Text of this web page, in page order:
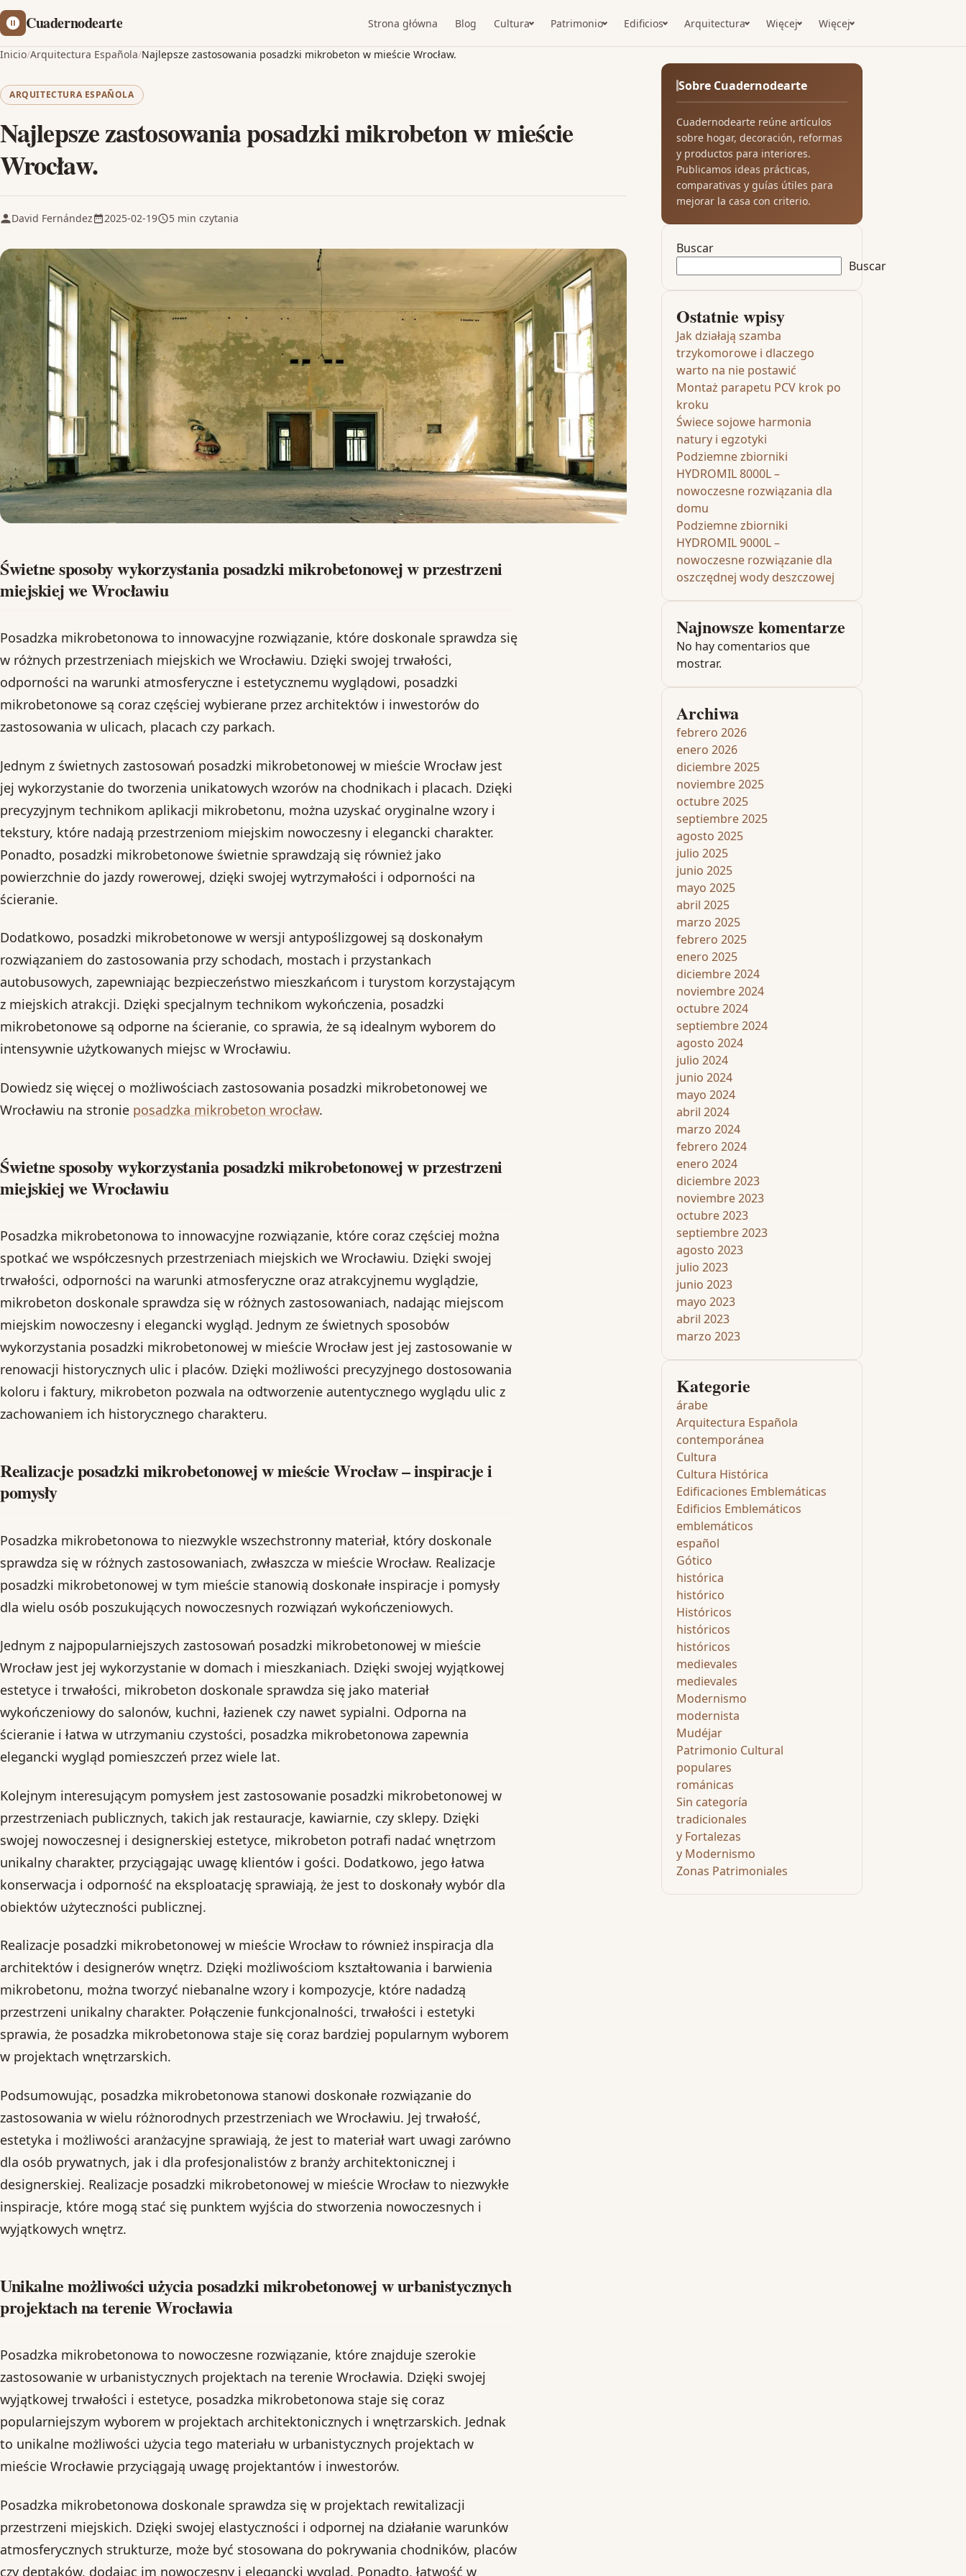
Cuadernodearte Strona główna Blog Cultura Patrimonio Edificios Arquitectura Więcej Więcej
Inicio/Arquitectura Española/Najlepsze zastosowania posadzki mikrobeton w mieście Wrocław.
ARQUITECTURA ESPAÑOLA
Najlepsze zastosowania posadzki mikrobeton w mieście
Wrocław.
David Fernández 2025-02-19 5 min czytania
Świetne sposoby wykorzystania posadzki mikrobetonowej w przestrzeni
miejskiej we Wrocławiu
Posadzka mikrobetonowa to innowacyjne rozwiązanie, które doskonale sprawdza się
w różnych przestrzeniach miejskich we Wrocławiu. Dzięki swojej trwałości,
odporności na warunki atmosferyczne i estetycznemu wyglądowi, posadzki
mikrobetonowe są coraz częściej wybierane przez architektów i inwestorów do
zastosowania w ulicach, placach czy parkach.
Jednym z świetnych zastosowań posadzki mikrobetonowej w mieście Wrocław jest
jej wykorzystanie do tworzenia unikatowych wzorów na chodnikach i placach. Dzięki
precyzyjnym technikom aplikacji mikrobetonu, można uzyskać oryginalne wzory i
tekstury, które nadają przestrzeniom miejskim nowoczesny i elegancki charakter.
Ponadto, posadzki mikrobetonowe świetnie sprawdzają się również jako
powierzchnie do jazdy rowerowej, dzięki swojej wytrzymałości i odporności na
ścieranie.
Dodatkowo, posadzki mikrobetonowe w wersji antypoślizgowej są doskonałym
rozwiązaniem do zastosowania przy schodach, mostach i przystankach
autobusowych, zapewniając bezpieczeństwo mieszkańcom i turystom korzystającym
z miejskich atrakcji. Dzięki specjalnym technikom wykończenia, posadzki
mikrobetonowe są odporne na ścieranie, co sprawia, że są idealnym wyborem do
intensywnie użytkowanych miejsc w Wrocławiu.
Dowiedz się więcej o możliwościach zastosowania posadzki mikrobetonowej we
Wrocławiu na stronie posadzka mikrobeton wrocław.
Świetne sposoby wykorzystania posadzki mikrobetonowej w przestrzeni
miejskiej we Wrocławiu
Posadzka mikrobetonowa to innowacyjne rozwiązanie, które coraz częściej można
spotkać we współczesnych przestrzeniach miejskich we Wrocławiu. Dzięki swojej
trwałości, odporności na warunki atmosferyczne oraz atrakcyjnemu wyglądzie,
mikrobeton doskonale sprawdza się w różnych zastosowaniach, nadając miejscom
miejskim nowoczesny i elegancki wygląd. Jednym ze świetnych sposobów
wykorzystania posadzki mikrobetonowej w mieście Wrocław jest jej zastosowanie w
renowacji historycznych ulic i placów. Dzięki możliwości precyzyjnego dostosowania
koloru i faktury, mikrobeton pozwala na odtworzenie autentycznego wyglądu ulic z
zachowaniem ich historycznego charakteru.
Realizacje posadzki mikrobetonowej w mieście Wrocław – inspiracje i
pomysły
Posadzka mikrobetonowa to niezwykle wszechstronny materiał, który doskonale
sprawdza się w różnych zastosowaniach, zwłaszcza w mieście Wrocław. Realizacje
posadzki mikrobetonowej w tym mieście stanowią doskonałe inspiracje i pomysły
dla wielu osób poszukujących nowoczesnych rozwiązań wykończeniowych.
Jednym z najpopularniejszych zastosowań posadzki mikrobetonowej w mieście
Wrocław jest jej wykorzystanie w domach i mieszkaniach. Dzięki swojej wyjątkowej
estetyce i trwałości, mikrobeton doskonale sprawdza się jako materiał
wykończeniowy do salonów, kuchni, łazienek czy nawet sypialni. Odporna na
ścieranie i łatwa w utrzymaniu czystości, posadzka mikrobetonowa zapewnia
elegancki wygląd pomieszczeń przez wiele lat.
Kolejnym interesującym pomysłem jest zastosowanie posadzki mikrobetonowej w
przestrzeniach publicznych, takich jak restauracje, kawiarnie, czy sklepy. Dzięki
swojej nowoczesnej i designerskiej estetyce, mikrobeton potrafi nadać wnętrzom
unikalny charakter, przyciągając uwagę klientów i gości. Dodatkowo, jego łatwa
konserwacja i odporność na eksploatację sprawiają, że jest to doskonały wybór dla
obiektów użyteczności publicznej.
Realizacje posadzki mikrobetonowej w mieście Wrocław to również inspiracja dla
architektów i designerów wnętrz. Dzięki możliwościom kształtowania i barwienia
mikrobetonu, można tworzyć niebanalne wzory i kompozycje, które nadadzą
przestrzeni unikalny charakter. Połączenie funkcjonalności, trwałości i estetyki
sprawia, że posadzka mikrobetonowa staje się coraz bardziej popularnym wyborem
w projektach wnętrzarskich.
Podsumowując, posadzka mikrobetonowa stanowi doskonałe rozwiązanie do
zastosowania w wielu różnorodnych przestrzeniach we Wrocławiu. Jej trwałość,
estetyka i możliwości aranżacyjne sprawiają, że jest to materiał wart uwagi zarówno
dla osób prywatnych, jak i dla profesjonalistów z branży architektonicznej i
designerskiej. Realizacje posadzki mikrobetonowej w mieście Wrocław to niezwykłe
inspiracje, które mogą stać się punktem wyjścia do stworzenia nowoczesnych i
wyjątkowych wnętrz.
Unikalne możliwości użycia posadzki mikrobetonowej w urbanistycznych
projektach na terenie Wrocławia
Posadzka mikrobetonowa to nowoczesne rozwiązanie, które znajduje szerokie
zastosowanie w urbanistycznych projektach na terenie Wrocławia. Dzięki swojej
wyjątkowej trwałości i estetyce, posadzka mikrobetonowa staje się coraz
popularniejszym wyborem w projektach architektonicznych i wnętrzarskich. Jednak
to unikalne możliwości użycia tego materiału w urbanistycznych projektach w
mieście Wrocławie przyciągają uwagę projektantów i inwestorów.
Posadzka mikrobetonowa doskonale sprawdza się w projektach rewitalizacji
przestrzeni miejskich. Dzięki swojej elastyczności i odpornej na działanie warunków
atmosferycznych strukturze, może być stosowana do pokrywania chodników, placów
czy deptaków, dodając im nowoczesny i elegancki wygląd. Ponadto, łatwość w
Sobre Cuadernodearte
Cuadernodearte reúne artículos
sobre hogar, decoración, reformas
y productos para interiores.
Publicamos ideas prácticas,
comparativas y guías útiles para
mejorar la casa con criterio.
Buscar
Buscar
Ostatnie wpisy
Jak działają szamba
trzykomorowe i dlaczego
warto na nie postawić
Montaż parapetu PCV krok po
kroku
Świece sojowe harmonia
natury i egzotyki
Podziemne zbiorniki
HYDROMIL 8000L –
nowoczesne rozwiązania dla
domu
Podziemne zbiorniki
HYDROMIL 9000L –
nowoczesne rozwiązanie dla
oszczędnej wody deszczowej
Najnowsze komentarze
No hay comentarios que
mostrar.
Archiwa
febrero 2026
enero 2026
diciembre 2025
noviembre 2025
octubre 2025
septiembre 2025
agosto 2025
julio 2025
junio 2025
mayo 2025
abril 2025
marzo 2025
febrero 2025
enero 2025
diciembre 2024
noviembre 2024
octubre 2024
septiembre 2024
agosto 2024
julio 2024
junio 2024
mayo 2024
abril 2024
marzo 2024
febrero 2024
enero 2024
diciembre 2023
noviembre 2023
octubre 2023
septiembre 2023
agosto 2023
julio 2023
junio 2023
mayo 2023
abril 2023
marzo 2023
Kategorie
árabe
Arquitectura Española
contemporánea
Cultura
Cultura Histórica
Edificaciones Emblemáticas
Edificios Emblemáticos
emblemáticos
español
Gótico
histórica
histórico
Históricos
históricos
históricos
medievales
medievales
Modernismo
modernista
Mudéjar
Patrimonio Cultural
populares
románicas
Sin categoría
tradicionales
y Fortalezas
y Modernismo
Zonas Patrimoniales